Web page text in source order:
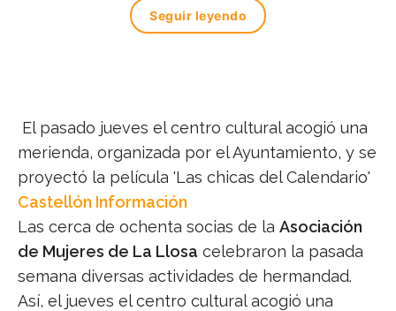
Seguir leyendo
El pasado jueves el centro cultural acogió una
merienda, organizada por el Ayuntamiento, y se
proyectó la película 'Las chicas del Calendario'
Castellón Información
Las cerca de ochenta socias de la Asociación
de Mujeres de La Llosa celebraron la pasada
semana diversas actividades de hermandad.
Así, el jueves el centro cultural acogió una